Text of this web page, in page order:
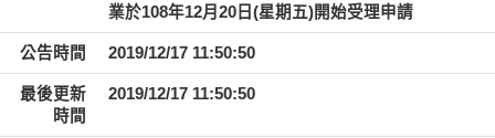
業於108年12月20日(星期五)開始受理申請
公告時間 2019/12/17 11:50:50
最後更新
時間
2019/12/17 11:50:50